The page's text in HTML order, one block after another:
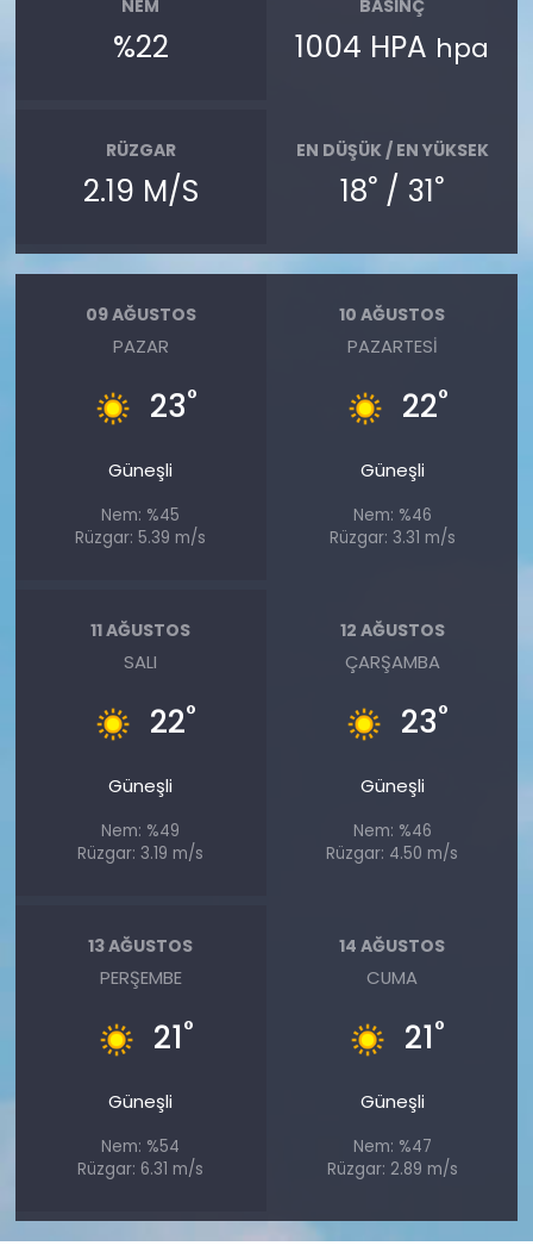
NEM
%22
BASINÇ
1004 HPA hpa
RÜZGAR
2.19 M/S
EN DÜŞÜK / EN YÜKSEK
18° / 31°
09 AĞUSTOS
PAZAR
23°
Güneşli
Nem: %45
Rüzgar: 5.39 m/s
10 AĞUSTOS
PAZARTESI
22°
Güneşli
Nem: %46
Rüzgar: 3.31 m/s
11 AĞUSTOS
SALI
22°
Güneşli
Nem: %49
Rüzgar: 3.19 m/s
12 AĞUSTOS
ÇARŞAMBA
23°
Güneşli
Nem: %46
Rüzgar: 4.50 m/s
13 AĞUSTOS
PERŞEMBE
21°
Güneşli
Nem: %54
Rüzgar: 6.31 m/s
14 AĞUSTOS
CUMA
21°
Güneşli
Nem: %47
Rüzgar: 2.89 m/s